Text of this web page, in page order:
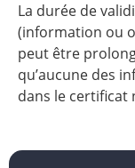
La durée de
(information ou
peut être
qu’aucune des
dans le certificat